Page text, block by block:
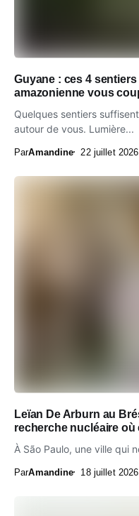
Guyane : ces 4
amazonienne vous
Quelques sentiers
autour de vous. Lumière...
ParAmandine 22 juillet 2026
Leïan De Arburn au
recherche nucléaire
À São Paulo, une ville qui
ParAmandine 18 juillet 2026